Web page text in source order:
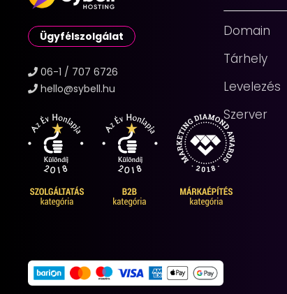
Ügyfélszolgálat
06-1 / 707 6726
hello@sybell.hu
Domain
Tárhely
Levelezés
Szerver